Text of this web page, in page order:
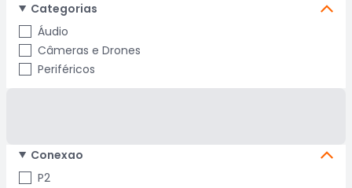
Categorias
Áudio
Câmeras e Drones
Periféricos
Conexao
P2